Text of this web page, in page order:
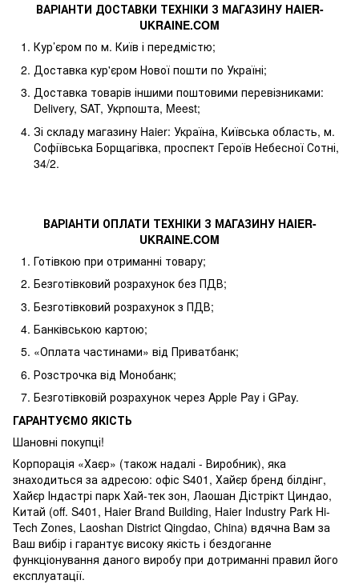
ВАРІАНТИ ДОСТАВКИ ТЕХНІКИ З МАГАЗИНУ HAIER-
UKRAINE.COM
Кур’єром по м. Київ і передмістю;
Доставка кур'єром Нової пошти по Україні;
Доставка товарів іншими поштовими перевізниками:
Delivery, SAT, Укрпошта, Meest;
Зі складу магазину Haier: Україна, Київська область, м.
Софіївська Борщагівка, проспект Героїв Небесної Сотні,
34/2.
ВАРІАНТИ ОПЛАТИ ТЕХНІКИ З МАГАЗИНУ HAIER-
UKRAINE.COM
Готівкою при отриманні товару;
Безготівковий розрахунок без ПДВ;
Безготівковий розрахунок з ПДВ;
Банківською картою;
«Оплата частинами» від Приватбанк;
Розстрочка від Монобанк;
Безготівковій розрахунок через Apple Pay і GPay.
ГАРАНТУЄМО ЯКІСТЬ
Шановні покупці!
Корпорація «Хаєр» (також надалі - Виробник), яка
знаходиться за адресою: офіс S401, Хайєр бренд білдінг,
Хайєр Індастрі парк Хай-тек зон, Лаошан Дістрікт Циндао,
Китай (off. S401, Haier Brand Building, Haier Industry Park Hi-
Tech Zones, Laoshan District Qingdao, China) вдячна Вам за
Ваш вибір і гарантує високу якість і бездоганне
функціонування даного виробу при дотриманні правил його
експлуатації.